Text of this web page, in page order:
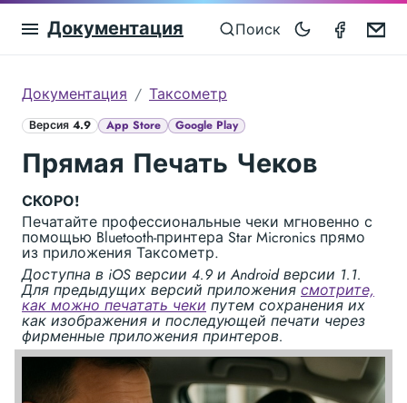
Документация Поиск
Документация Таксометр
Версия 4.9 App Store Google Play
Прямая Печать Чеков
СКОРО!
Печатайте профессиональные чеки мгновенно с
помощью Bluetooth-принтера Star Micronics прямо
из приложения Таксометр.
Доступна в iOS версии 4.9 и Android версии 1.1.
Для предыдущих версий приложениясмотрите,
как можно печатать чеки путем сохранения их
как изображения и последующей печати через
фирменные приложения принтеров.